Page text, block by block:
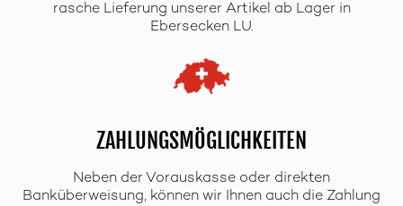
rasche Lieferung unserer Artikel ab Lager in
Ebersecken LU.
ZAHLUNGSMÖGLICHKEITEN
Neben der Vorauskasse oder direkten
Banküberweisung, können wir Ihnen auch die Zahlung